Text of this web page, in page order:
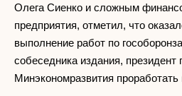
Олега Сиенко и сложным
предприятия, отметил, что
выполнение работ по
собеседника издания,
Минэкономразвития